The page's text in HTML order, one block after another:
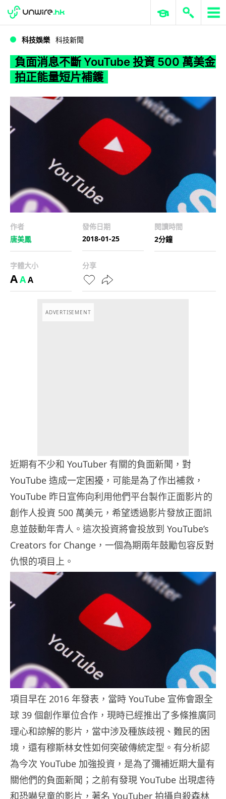
WWDC 2026 ERP 與商業 AI
科技娛樂 科技新聞
負面消息不斷 YouTube 投資 500 萬美金
拍正能量短片補鑊
作者
唐美鳳
發佈日期
2018-01-25
閱讀時間
2分鐘
字體大小
AAA
分享
ADVERTISEMENT
近期有不少和 YouTuber 有關的負面新聞，對
YouTube 造成一定困擾，可能是為了作出補救，
YouTube 昨日宣佈向利用他們平台製作正面影片的
創作人投資 500 萬美元，希望透過影片發放正面訊
息並鼓動年青人。這次投資將會投放到 YouTube’s
Creators for Change，一個為期兩年鼓勵包容反對
仇恨的項目上。
項目早在 2016 年發表，當時 YouTube 宣佈會跟全
球 39 個創作單位合作，現時已經推出了多條推廣同
理心和諒解的影片，當中涉及種族歧視、難民的困
境，還有穆斯林女性如何突破傳統定型。有分析認
為今次 YouTube 加強投資，是為了彌補近期大量有
關他們的負面新聞；之前有發現 YouTube 出現虐待
和恐嚇兒童的影片，著名 YouTuber 拍攝自殺森林